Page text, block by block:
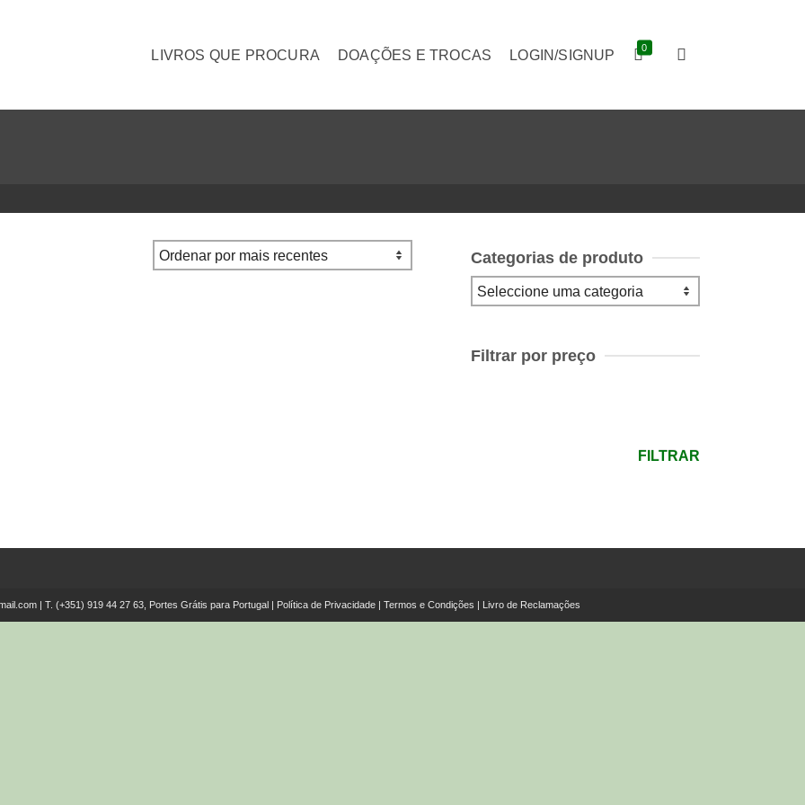
LIVROS QUE PROCURA DOAÇÕES E TROCAS LOGIN/SIGNUP 0
Categorias de produto
Filtrar por preço
FILTRAR
| T. (+351) 919 44 27 63, Portes Grátis para Portugal | Política de Privacidade| Termos e Condições | Livro de Reclamações